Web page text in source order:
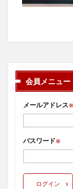
会員メニュー
メールアドレス※
パスワード※
ログイン